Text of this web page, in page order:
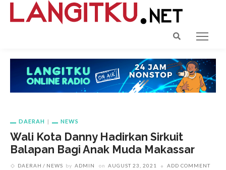
DAERAH NEWS
Wali Kota Danny Hadirkan Sirkuit
Balapan Bagi Anak Muda Makassar
DAERAH NEWS by ADMIN on AUGUST 23, 2021 ADD COMMENT